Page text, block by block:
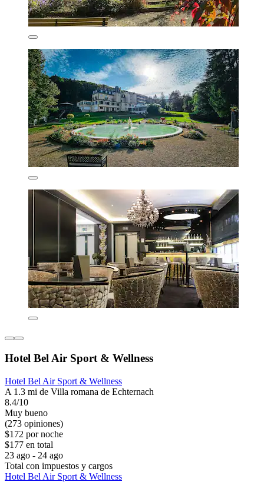
Hotel Bel Air Sport & Wellness
Hotel Bel Air Sport & Wellness
A 1.3 mi de Villa romana de Echternach
8.4/10
Muy bueno
(273 opiniones)
$172 por noche
$177 en total
23 ago - 24 ago
Total con impuestos y cargos
Hotel Bel Air Sport & Wellness